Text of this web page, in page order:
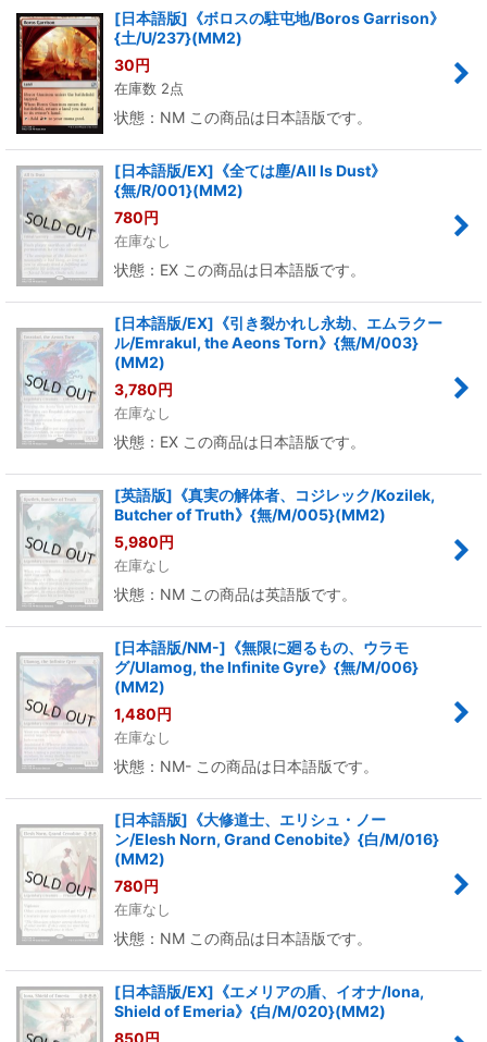
[日本語版]《ボロスの駐屯地/Boros Garrison》
{土/U/237}(MM2)
30円
在庫数 2点
状態：NM この商品は日本語版です。
[日本語版/EX]《全ては塵/All Is Dust》
{無/R/001}(MM2)
780円
在庫なし
状態：EX この商品は日本語版です。
[日本語版/EX]《引き裂かれし永劫、エムラクー
ル/Emrakul, the Aeons Torn》{無/M/003}
(MM2)
3,780円
在庫なし
状態：EX この商品は日本語版です。
[英語版]《真実の解体者、コジレック/Kozilek,
Butcher of Truth》{無/M/005}(MM2)
5,980円
在庫なし
状態：NM この商品は英語版です。
[日本語版/NM-]《無限に廻るもの、ウラモ
グ/Ulamog, the Infinite Gyre》{無/M/006}
(MM2)
1,480円
在庫なし
状態：NM- この商品は日本語版です。
[日本語版]《大修道士、エリシュ・ノー
ン/Elesh Norn, Grand Cenobite》{白/M/016}
(MM2)
780円
在庫なし
状態：NM この商品は日本語版です。
[日本語版/EX]《エメリアの盾、イオナ/Iona,
Shield of Emeria》{白/M/020}(MM2)
850円